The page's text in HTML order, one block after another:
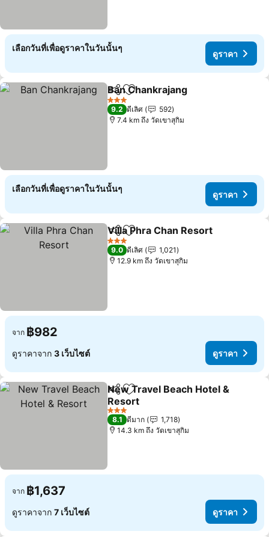
เลือกวันที่เพื่อดูราคาในวันนั้นๆ
ดูราคา
แชร์ เพิ่มในรายการโปรด
Ban Chankrajang
3 ดาว
9.2 ดีเลิศ
592
7.4 km ถึง วัดเขาสุกิม
เลือกวันที่เพื่อดูราคาในวันนั้นๆ
ดูราคา
แชร์ เพิ่มในรายการโปรด
Villa Phra Chan Resort
3 ดาว
9.0 ดีเลิศ
1,021
12.9 km ถึง วัดเขาสุกิม
จาก ฿982
ดูราคาจาก 3 เว็บไซต์ ดูราคา
แชร์ เพิ่มในรายการโปรด
New Travel Beach Hotel &
Resort
3 ดาว
8.1 ดีมาก
1,718
14.3 km ถึง วัดเขาสุกิม
จาก ฿1,637
ดูราคาจาก 7 เว็บไซต์ ดูราคา